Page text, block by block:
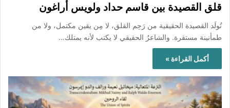
قلق القصيدة بين قاسم حداد ولويس أراغون
تُولَد القصيدة الحقيقية من رَحِم القلق، لا مِن يقين مكتمل، ولا من
طمأنينة مستقرة. والشاعرُ الحقيقي لا يكتب لأنه يمتلك…
أكمل القراءة »